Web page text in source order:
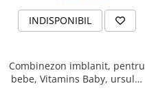
INDISPONIBIL
Combinezon imblanit, pentru
bebe, Vitamins Baby, ursulet